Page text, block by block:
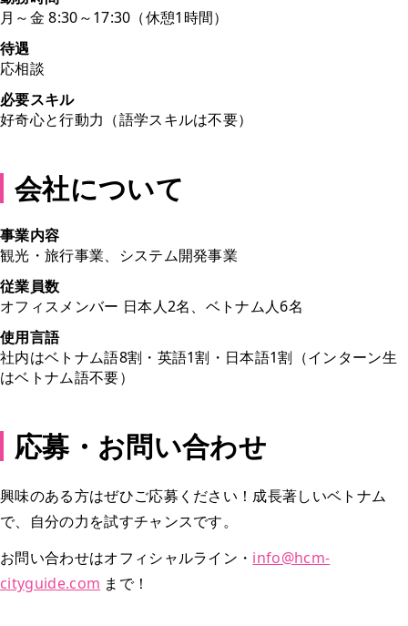
月～金 8:30～17:30（休憩1時間）
待遇
応相談
必要スキル
好奇心と行動力（語学スキルは不要）
会社について
事業内容
観光・旅行事業、システム開発事業
従業員数
オフィスメンバー 日本人2名、ベトナム人6名
使用言語
社内はベトナム語8割・英語1割・日本語1割（インターン生
はベトナム語不要）
応募・お問い合わせ
興味のある方はぜひご応募ください！成長著しいベトナム
で、自分の力を試すチャンスです。
お問い合わせはオフィシャルライン・ info@hcm-
cityguide.com まで！